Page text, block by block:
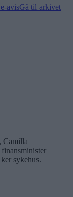
avisGå til arkivet
Camilla
sykehus.